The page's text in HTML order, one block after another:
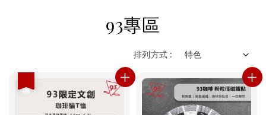
93專區
排列方式 :